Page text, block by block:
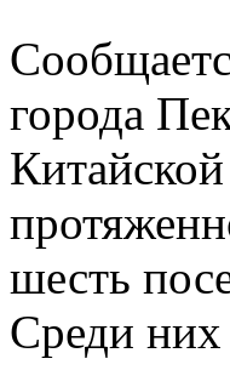
города
шесть
Среди